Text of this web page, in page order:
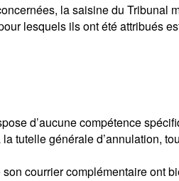
la saisine du Tribunal
lesquels ils ont été attribués
d’aucune compétence
tutelle générale d’annulation,
courrier complémentaire ont